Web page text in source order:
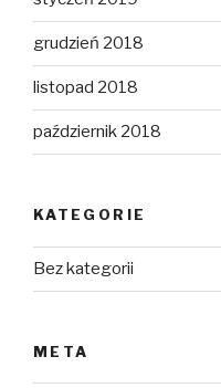
grudzień 2018
listopad 2018
październik 2018
KATEGORIE
Bez kategorii
META